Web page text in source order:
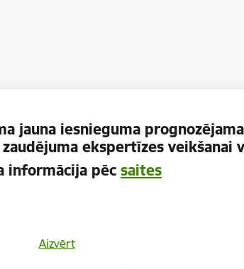
jauna iesnieguma
ekspertīzes veikšanai
informācija pēc saites
Aizvērt